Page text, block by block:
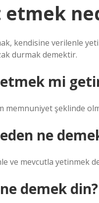
etmek
kendisine verilenle
durmak demektir.
mi
memnuniyet şeklinde
ne
ve mevcutla yetinmek
demek din?